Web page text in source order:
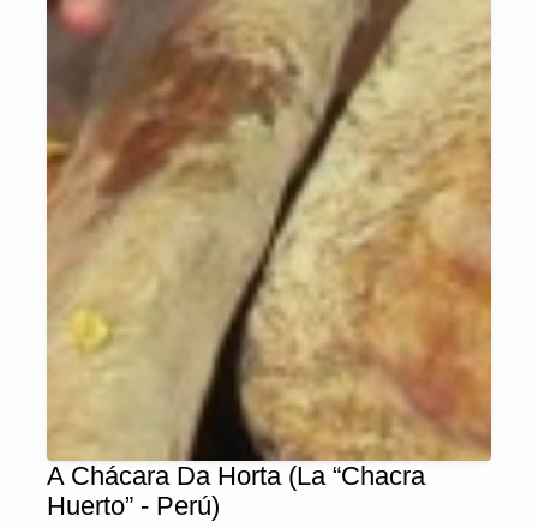
A Chácara Da Horta (La “Chacra
Huerto” - Perú)